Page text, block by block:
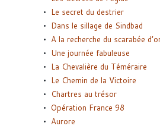
Le secret du destrier
Dans le sillage de Sindbad
A la recherche du scarabée
Une journée fabuleuse
La Chevalière du Téméraire
Le Chemin de la Victoire
Chartres au trésor
Opération France 98
Aurore